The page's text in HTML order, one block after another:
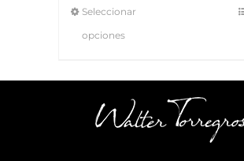
Seleccionar
opciones